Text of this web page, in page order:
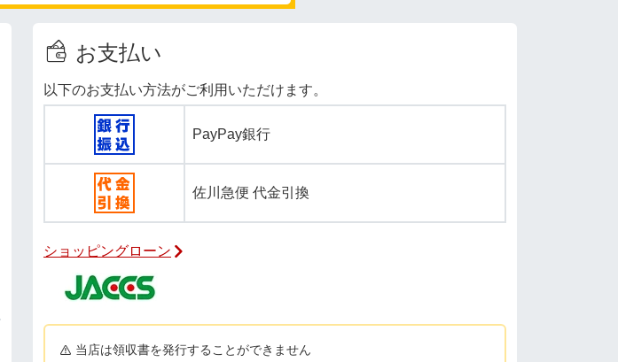
お支払い
以下のお支払い方法がご利用いただけます。
PayPay銀行
佐川急便 代金引換
ショッピングローン
当店は領収書を発行することができません